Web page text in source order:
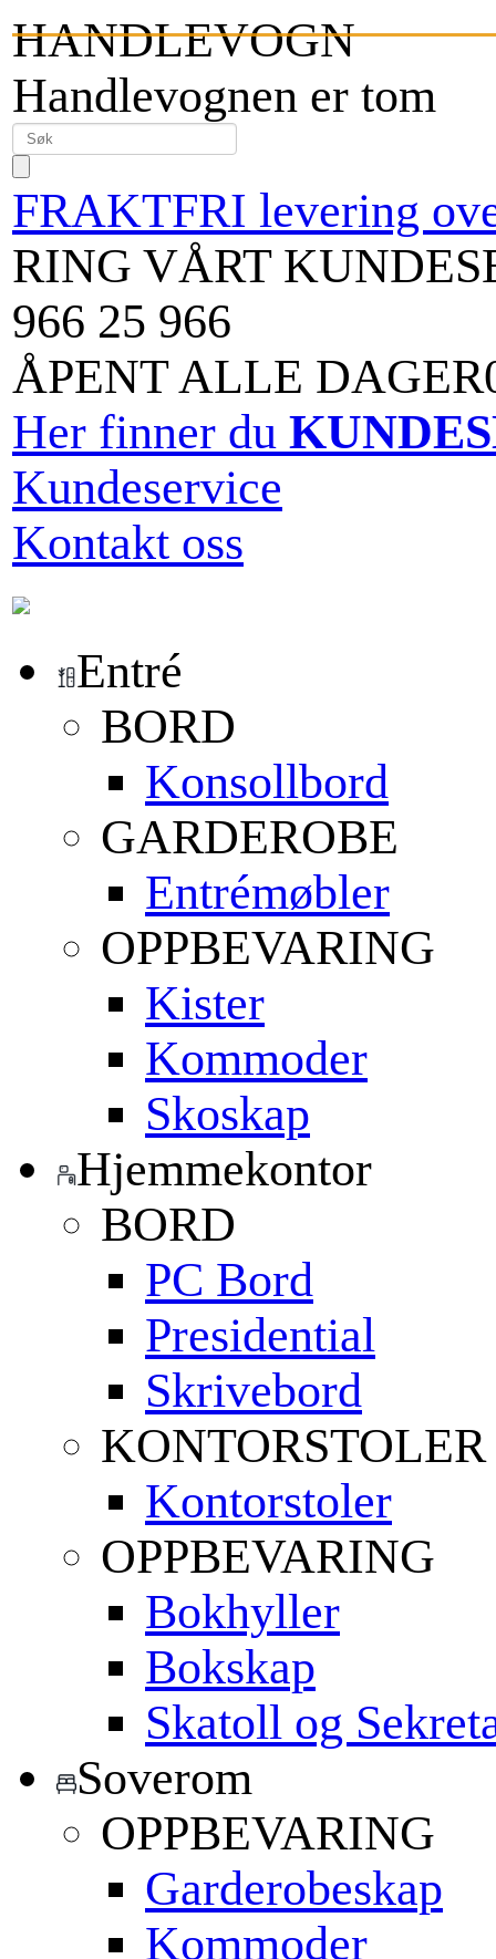
HANDLEVOGN
Handlevognen er tom
FRAKTFRI levering
RING VÅRT
966 25 966
ÅPENT ALLE
Her finner du
Kundeservice
Kontakt oss
Entré
BORD
Konsollbord
GARDEROBE
Entrémøbler
OPPBEVARING
Kister
Kommoder
Skoskap
Hjemmekontor
BORD
PC Bord
Presidential
Skrivebord
KONTORSTOLER
Kontorstoler
OPPBEVARING
Bokhyller
Bokskap
Skatoll og
Soverom
OPPBEVARING
Garderobeskap
Kommoder